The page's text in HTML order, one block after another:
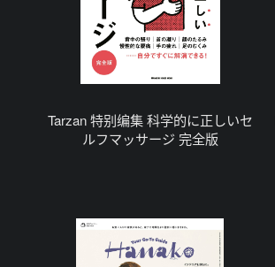
Tarzan 特别编集 科学的に正しいセ
ルフマッサージ 完全版